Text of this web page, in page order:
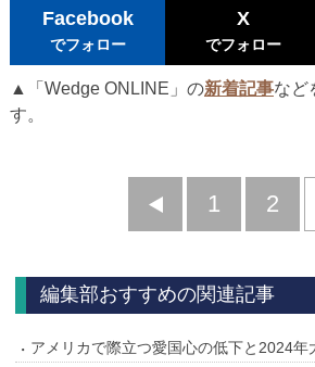
Facebook
でフォロー
X
でフォロー
▲「Wedge ONLINE」の新着記事など
す。
前
1 2
編集部おすすめの関連記事
アメリカで際立つ愛国心の低下と2024年